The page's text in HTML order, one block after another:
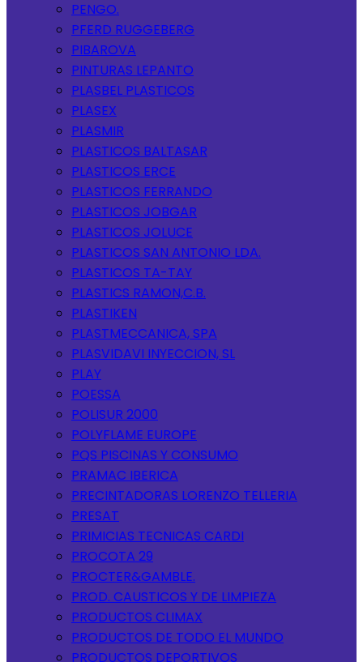
PENGO.
PFERD RUGGEBERG
PIBAROVA
PINTURAS LEPANTO
PLASBEL PLASTICOS
PLASEX
PLASMIR
PLASTICOS BALTASAR
PLASTICOS ERCE
PLASTICOS FERRANDO
PLASTICOS JOBGAR
PLASTICOS JOLUCE
PLASTICOS SAN ANTONIO LDA.
PLASTICOS TA-TAY
PLASTICS RAMON,C.B.
PLASTIKEN
PLASTMECCANICA, SPA
PLASVIDAVI INYECCION, SL
PLAY
POESSA
POLISUR 2000
POLYFLAME EUROPE
PQS PISCINAS Y CONSUMO
PRAMAC IBERICA
PRECINTADORAS LORENZO TELLERIA
PRESAT
PRIMICIAS TECNICAS CARDI
PROCOTA 29
PROCTER&GAMBLE.
PROD. CAUSTICOS Y DE LIMPIEZA
PRODUCTOS CLIMAX
PRODUCTOS DE TODO EL MUNDO
PRODUCTOS DEPORTIVOS